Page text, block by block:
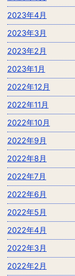
2023年4月
2023年3月
2023年2月
2023年1月
2022年12月
2022年11月
2022年10月
2022年9月
2022年8月
2022年7月
2022年6月
2022年5月
2022年4月
2022年3月
2022年2月